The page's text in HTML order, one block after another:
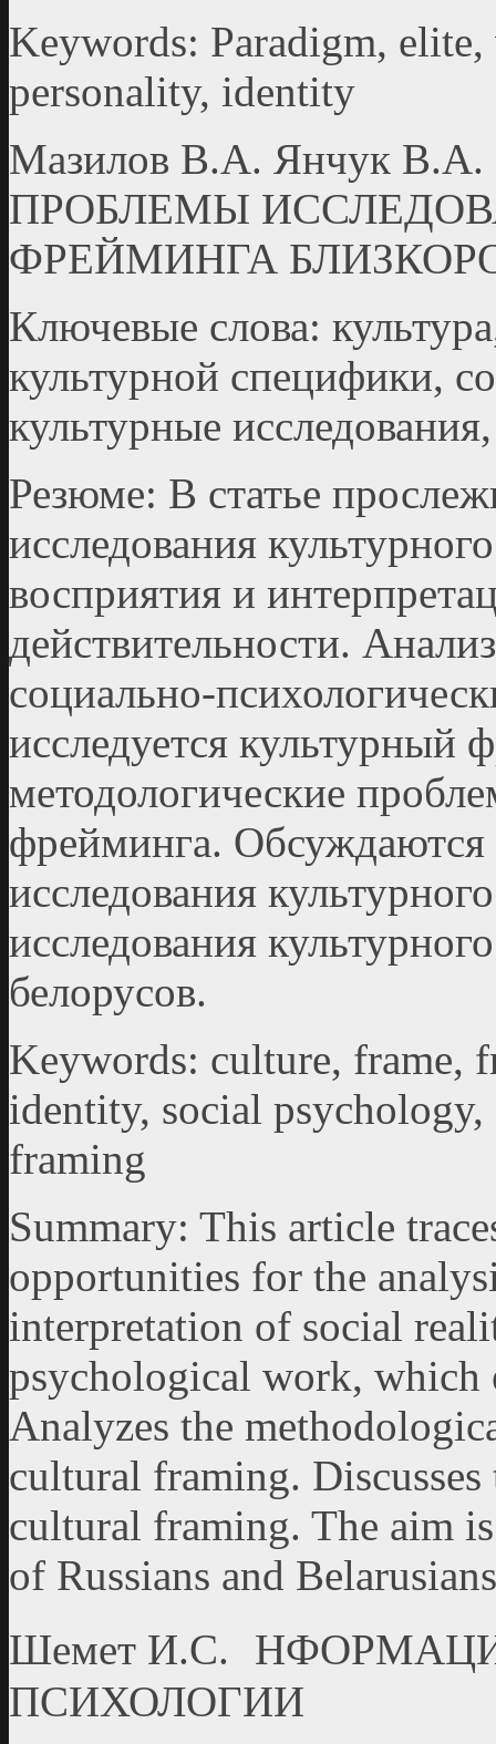
Keywords: Paradigm,
personality, identity
Мазилов В.А. Янчук
ПРОБЛЕМЫ
ФРЕЙМИНГА
Ключевые слова:
культурной специфики,
культурные
Резюме: В статье
исследования
восприятия и
действительности.
социально-
исследуется культурный
методологические
фрейминга. Обсуждаются
исследования
исследования
белорусов.
Keywords: culture, frame,
identity, social
framing
Summary: This article
opportunities for the
interpretation of social
psychological work, which
Analyzes the
cultural framing.
cultural framing. The aim
of Russians and
Шемет И.С.
ПСИХОЛОГИИ